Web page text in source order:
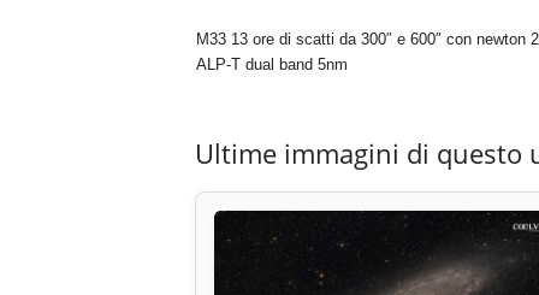
M33 13 ore di scatti da 300″ e 600″ con
ALP-T dual band 5nm
Ultime immagini di questo